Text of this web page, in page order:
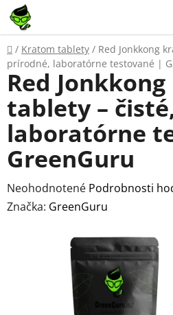
Prejsť
na
obsah
Domov
/ Kratom tablety / Red Jonkkong
prírodné, laboratórne testované |
Red
tablety –
laboratórne
GreenGuru
Priemerné
hodnotenie
Neohodnotené Podrobnosti
Značka: GreenGuru